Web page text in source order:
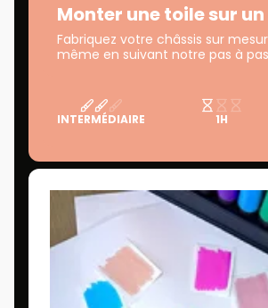
Monter une toile sur
Fabriquez votre châssis sur
même en suivant notre pas à
INTERMÉDIAIRE 1H